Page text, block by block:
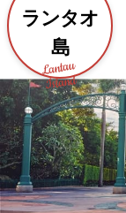
ランタオ
島
Lantau
Island